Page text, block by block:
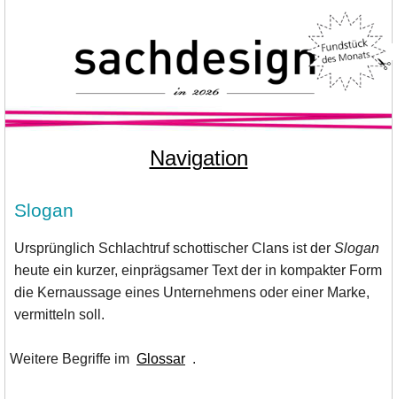
Navigation
Slogan
Ursprünglich Schlachtruf schottischer Clans ist der Slogan
heute ein kurzer, einprägsamer Text der in kompakter Form
die Kernaussage eines Unternehmens oder einer Marke,
vermitteln soll.
Weitere Begriffe im Glossar .